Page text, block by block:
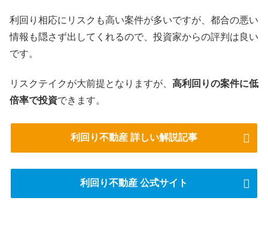
利回り相応にリスクも高い案件が多いですが、都合の悪い
情報も隠さず出してくれるので、投資家からの評判は良い
です。
リスクテイクが大前提となりますが、 高利回りの案件に低
倍率で投資できます。
利回り不動産 詳しい解説記事
利回り不動産 公式サイト